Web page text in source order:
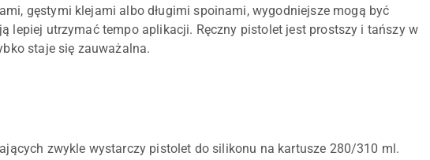
gęstymi klejami albo długimi spoinami, wygodniejsze mogą być
lepiej utrzymać tempo aplikacji. Ręczny pistolet jest prostszy i tańszy w
staje się zauważalna.
zwykle wystarczy pistolet do silikonu na kartusze 280/310 ml.